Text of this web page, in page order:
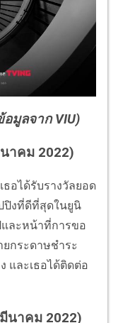
มูลจาก VIU)
าคม 2022)
อได้รับรางวัลยอด
ปิงที่ดีที่สุดในยูนิ
ละหน้าที่การขอ
กระดาษชำระ
และเธอได้ติดต่อ
นาคม 2022)